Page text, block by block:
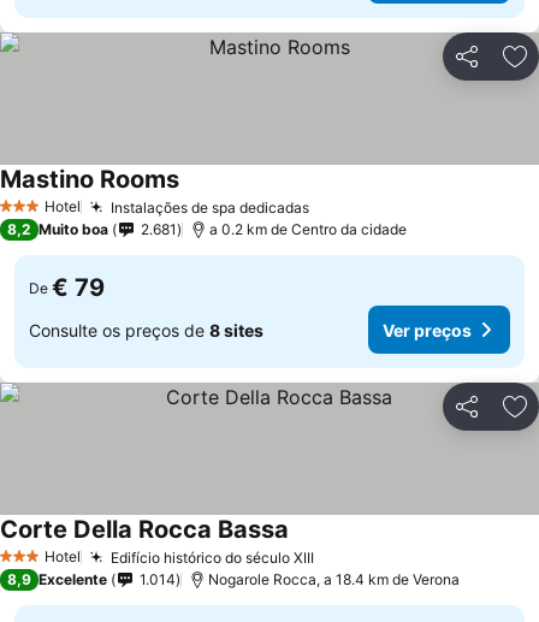
Partilhar
3 EstrelasHotel Instalações de spa dedicadasVer preços
Mastino RoomsVer preços
8,2 Muito boa 2.681 a 0.2 km de Centro da cidade
De € 79
Consulte os preços de 8 sites Ver preços
Partilhar
3 EstrelasHotel Edifício histórico do século XIIIVer preços
Corte Della Rocca Bassa
8,9 Excelente 1.014 Nogarole Rocca, a 18.4 km de Verona